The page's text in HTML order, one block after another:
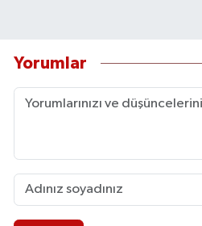
Yorumlar